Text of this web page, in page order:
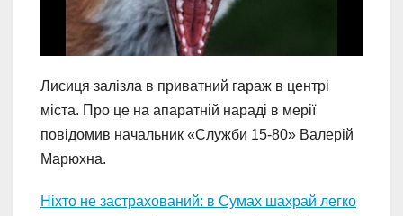
Лисиця залізла в приватний гараж в центрі
міста. Про це на апаратній нараді в мерії
повідомив начальник «Служби 15-80» Валерій
Марюхна.
Ніхто не застрахований: в Сумах шахрай легко